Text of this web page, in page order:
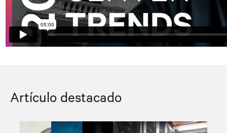
Artículo destacado